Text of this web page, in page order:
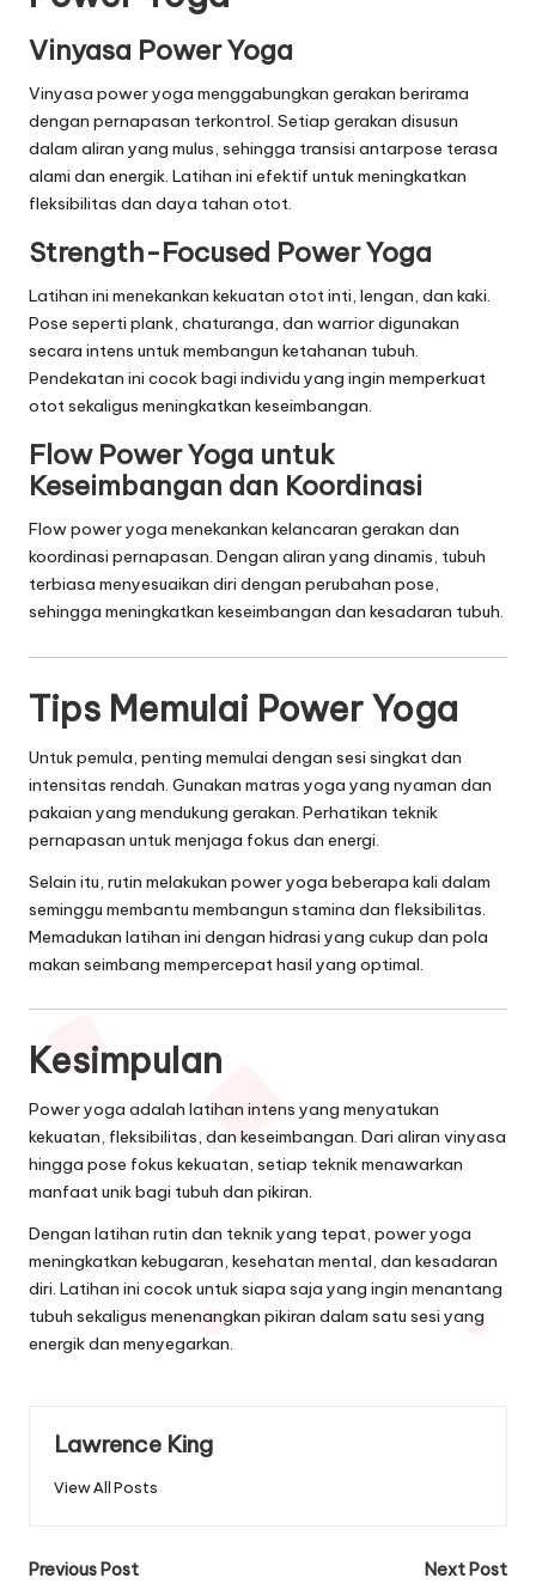
Vinyasa Power Yoga
Vinyasa power yoga menggabungkan gerakan berirama
dengan pernapasan terkontrol. Setiap gerakan disusun
dalam aliran yang mulus, sehingga transisi antarpose terasa
alami dan energik. Latihan ini efektif untuk meningkatkan
fleksibilitas dan daya tahan otot.
Strength-Focused Power Yoga
Latihan ini menekankan kekuatan otot inti, lengan, dan kaki.
Pose seperti plank, chaturanga, dan warrior digunakan
secara intens untuk membangun ketahanan tubuh.
Pendekatan ini cocok bagi individu yang ingin memperkuat
otot sekaligus meningkatkan keseimbangan.
Flow Power Yoga untuk
Keseimbangan dan Koordinasi
Flow power yoga menekankan kelancaran gerakan dan
koordinasi pernapasan. Dengan aliran yang dinamis, tubuh
terbiasa menyesuaikan diri dengan perubahan pose,
sehingga meningkatkan keseimbangan dan kesadaran tubuh.
Tips Memulai Power Yoga
Untuk pemula, penting memulai dengan sesi singkat dan
intensitas rendah. Gunakan matras yoga yang nyaman dan
pakaian yang mendukung gerakan. Perhatikan teknik
pernapasan untuk menjaga fokus dan energi.
Selain itu, rutin melakukan power yoga beberapa kali dalam
seminggu membantu membangun stamina dan fleksibilitas.
Memadukan latihan ini dengan hidrasi yang cukup dan pola
makan seimbang mempercepat hasil yang optimal.
Kesimpulan
Power yoga adalah latihan intens yang menyatukan
kekuatan, fleksibilitas, dan keseimbangan. Dari aliran vinyasa
hingga pose fokus kekuatan, setiap teknik menawarkan
manfaat unik bagi tubuh dan pikiran.
Dengan latihan rutin dan teknik yang tepat, power yoga
meningkatkan kebugaran, kesehatan mental, dan kesadaran
diri. Latihan ini cocok untuk siapa saja yang ingin menantang
tubuh sekaligus menenangkan pikiran dalam satu sesi yang
energik dan menyegarkan.
Lawrence King
View All Posts
Post
Previous Post Next Post